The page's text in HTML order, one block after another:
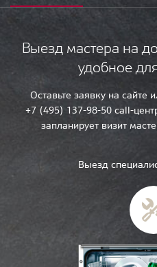
Выезд мастера на
удобное
Оставьте заявку на сайте
+7 (495) 137-98-50 call-
запланирует визит
Выезд